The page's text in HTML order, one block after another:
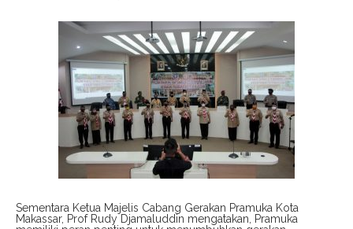
Sementara Ketua Majelis Cabang Gerakan Pramuka Kota
Makassar, Prof Rudy Djamaluddin mengatakan, Pramuka